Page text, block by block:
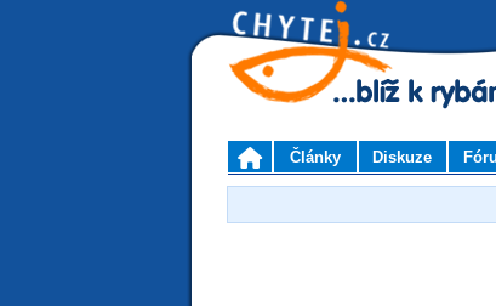
Články Diskuze